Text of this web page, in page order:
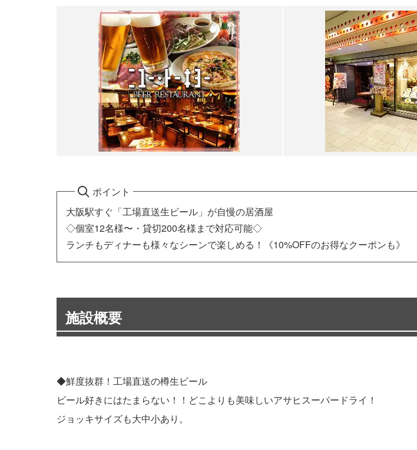
ポイント
大阪駅すぐ「工場直送生ビール」が自慢の居酒屋
◇個室12名様〜・貸切200名様まで対応可能◇
ランチもディナーも様々なシーンで楽しめる！《10%OFFのお得なクーポンも》
施設概要
◆鮮度抜群！工場直送の樽生ビール
ビール好きにはたまらない！！どこよりも美味しいアサヒスーパードライ！
ジョッキサイズも大中小あり。